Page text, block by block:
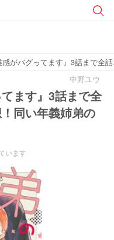
がバグってます』3話まで全
中野ユウ
ます』3話まで全
同い年義姉弟の
います